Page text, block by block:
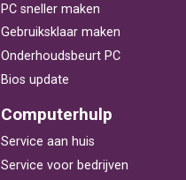
PC sneller maken
Gebruiksklaar maken
Onderhoudsbeurt PC
Bios update
Computerhulp
Service aan huis
Service voor bedrijven